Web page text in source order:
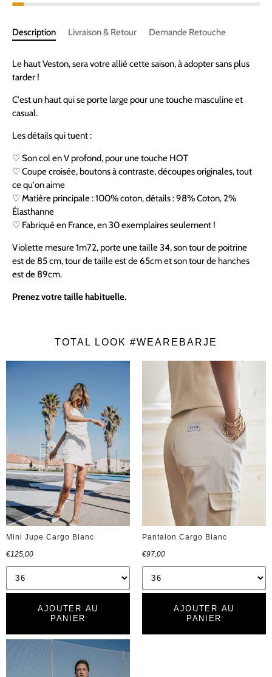
Description Livraison & Retour Demande Retouche
Le haut Veston, sera votre allié cette saison, à adopter sans plus
tarder !
C'est un haut qui se porte large pour une touche masculine et
casual.
Les détails qui tuent :
♡ Son col en V profond, pour une touche HOT
♡ Coupe croisée, boutons à contraste, découpes originales, tout
ce qu'on aime
♡ Matière principale : 100% coton, détails : 98% Coton, 2%
Élasthanne
♡ Fabriqué en France, en 30 exemplaires seulement !
Violette mesure 1m72, porte une taille 34, son tour de poitrine
est de 85 cm, tour de taille est de 65cm et son tour de hanches
est de 89cm.
Prenez votre taille habituelle.
TOTAL LOOK #WEAREBARJE
Mini Jupe Cargo Blanc
€125,00
AJOUTER AU
PANIER
Pantalon Cargo Blanc
€97,00
AJOUTER AU
PANIER